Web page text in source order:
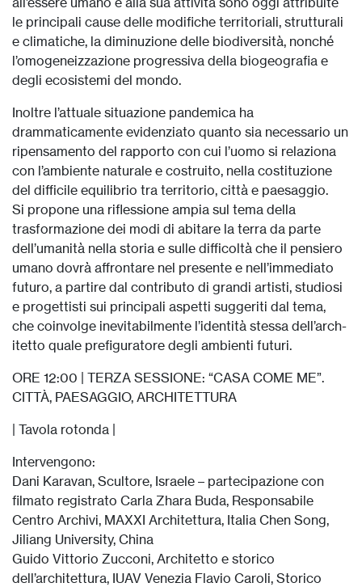
le principali cause delle modifiche territoriali, strutturali
e climatiche, la diminuzione delle biodiversità, nonché
l’omogeneizzazione progressiva della biogeografia e
degli ecosistemi del mondo.
Inoltre l’attuale situazione pandemica ha
drammaticamente evidenziato quanto sia necessario un
ripensamento del rapporto con cui l’uomo si relaziona
con l’ambiente naturale e costruito, nella costituzione
del difficile equilibrio tra territorio, città e paesaggio.
Si propone una riflessione ampia sul tema della
trasformazione dei modi di abitare la terra da parte
dell’umanità nella storia e sulle difficoltà che il pensiero
umano dovrà affrontare nel presente e nell’immediato
futuro, a partire dal contributo di grandi artisti, studiosi
e progettisti sui principali aspetti suggeriti dal tema,
che coinvolge inevitabilmente l’identità stessa dell’arch-
itetto quale prefiguratore degli ambienti futuri.
ORE 12:00 | TERZA SESSIONE: “CASA COME ME”.
CITTÀ, PAESAGGIO, ARCHITETTURA
| Tavola rotonda |
Intervengono:
Dani Karavan, Scultore, Israele – partecipazione con
filmato registrato Carla Zhara Buda, Responsabile
Centro Archivi, MAXXI Architettura, Italia Chen Song,
Jiliang University, China
Guido Vittorio Zucconi, Architetto e storico
dell’architettura, IUAV Venezia Flavio Caroli, Storico